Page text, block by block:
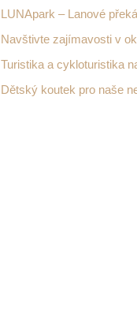
LUNApark – Lanové
Navštivte zajímavosti v
Turistika a cykloturistika
Dětský koutek pro naše